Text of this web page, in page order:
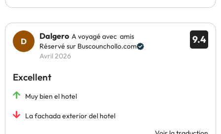
9.4
Dalgero A voyagé avec amis
Réservé sur Buscounchollo.com
Avril 2026
Excellent
Muy bien el hotel
La fachada exterior del hotel